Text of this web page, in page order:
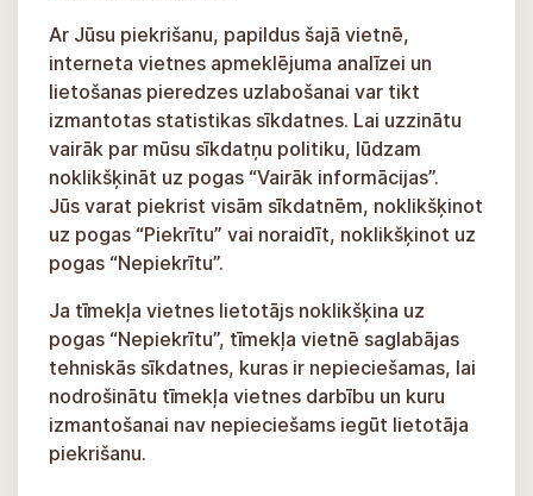
Ar Jūsu piekrišanu, papildus šajā vietnē,
interneta vietnes apmeklējuma analīzei un
lietošanas pieredzes uzlabošanai var tikt
izmantotas statistikas sīkdatnes. Lai uzzinātu
vairāk par mūsu sīkdatņu politiku, lūdzam
noklikšķināt uz pogas “Vairāk informācijas”.
Jūs varat piekrist visām sīkdatnēm, noklikšķinot
uz pogas “Piekrītu” vai noraidīt, noklikšķinot uz
pogas “Nepiekrītu”.
Ja tīmekļa vietnes lietotājs noklikšķina uz
pogas “Nepiekrītu”, tīmekļa vietnē saglabājas
tehniskās sīkdatnes, kuras ir nepieciešamas, lai
nodrošinātu tīmekļa vietnes darbību un kuru
izmantošanai nav nepieciešams iegūt lietotāja
piekrišanu.